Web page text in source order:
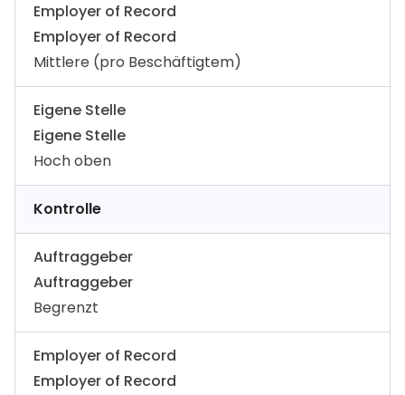
Employer of Record
Employer of Record
Mittlere (pro Beschäftigtem)
Eigene Stelle
Eigene Stelle
Hoch oben
Kontrolle
Auftraggeber
Auftraggeber
Begrenzt
Employer of Record
Employer of Record